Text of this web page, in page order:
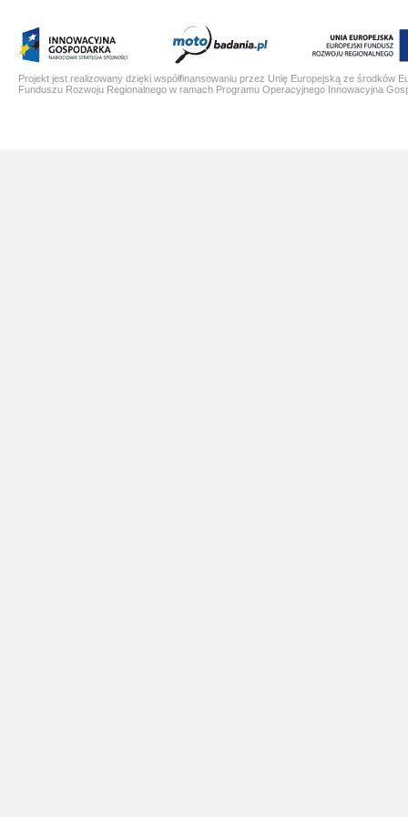
Projekt jest realizowany dzięki współfinansowaniu przez Unię Europejską ze środków
Funduszu Rozwoju Regionalnego w ramach Programu Operacyjnego Innowacyjna